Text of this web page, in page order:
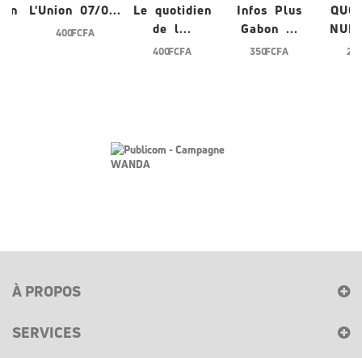
L'Union 07/0...
400 FCFA
Le quotidien
de l...
400 FCFA
Infos Plus
Gabon ...
350 FCFA
À PROPOS
SERVICES